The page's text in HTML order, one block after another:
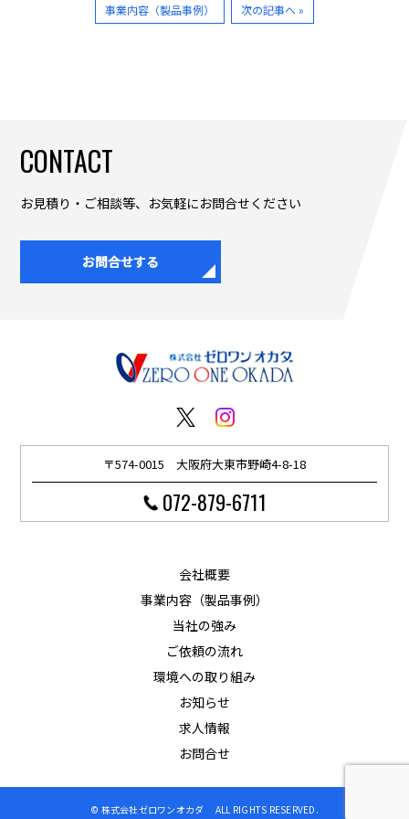
事業内容（製品事例） 次の記事へ »
CONTACT
お見積り・ご相談等、お気軽にお問合せください
お問合せする
〒574-0015 大阪府大東市野崎4-8-18
072-879-6711
会社概要
事業内容（製品事例）
当社の強み
ご依頼の流れ
環境への取り組み
お知らせ
求人情報
お問合せ
© 株式会社ゼロワンオカダ ALL RIGHTS RESERVED.